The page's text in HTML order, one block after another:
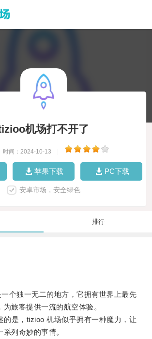
机场打不开了
时间：2024-10-13
苹果下载 PC下载
安卓市场，安全绿色
排行
独一无二的地方，它拥有世界上最先
旅客提供一流的航空体验。
是，tizioo 机场似乎拥有一种魔力，让
列奇妙的事情。